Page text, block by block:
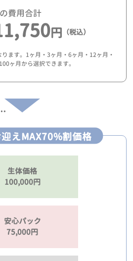
費用合計
円 （税込）
ます。1ヶ月・3ヶ月・6ヶ月・12ヶ月・
ヶ月から選択できます。
えMAX70%割価格
生体価格
100,000円
安心パック
75,000円